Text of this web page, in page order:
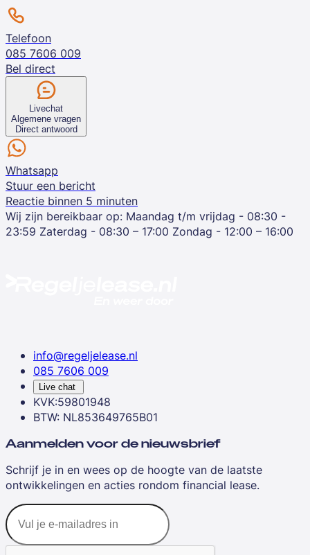
Telefoon
085 7606 009
Bel direct
Livechat
Algemene vragen
Direct antwoord
Whatsapp
Stuur een bericht
Reactie binnen 5 minuten
Wij zijn bereikbaar op: Maandag t/m vrijdag - 08:30 -
23:59 Zaterdag - 08:30 – 17:00 Zondag - 12:00 – 16:00
info@regeljelease.nl
085 7606 009
Live chat
KVK:59801948
BTW: NL853649765B01
Aanmelden voor de nieuwsbrief
Schrijf je in en wees op de hoogte van de laatste
ontwikkelingen en acties rondom financial lease.